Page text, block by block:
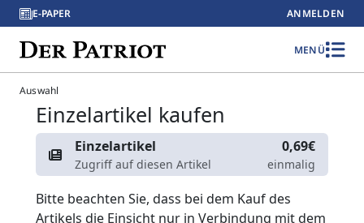
E-PAPER ANMELDEN
MENÜ
Auswahl
Einzelartikel kaufen
Einzelartikel
Zugriff auf diesen Artikel
0,69€
einmalig
Bitte beachten Sie, dass bei dem Kauf des
Artikels die Einsicht nur in Verbindung mit dem